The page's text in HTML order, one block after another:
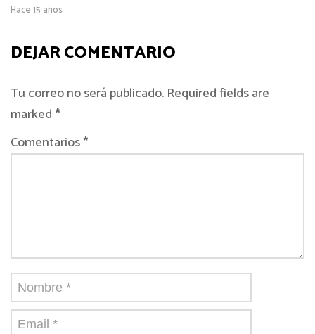
Hace 15 años
DEJAR COMENTARIO
Tu correo no será publicado. Required fields are
marked*
Comentarios *